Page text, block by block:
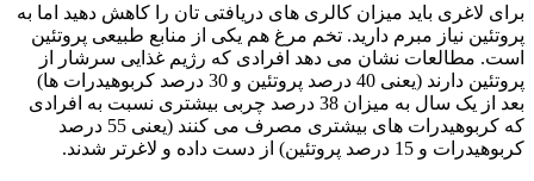
برای لاغری باید میزان کالری‌ های دریافتی ‌تان را کاهش دهید اما به
پروتئین نیاز مبرم دارید. تخم ‌مرغ هم یکی از منابع طبیعی پروتئین
است. مطالعات نشان می ‌دهد افرادی که رژیم غذایی سرشار از
پروتئین دارند (یعنی 40 درصد پروتئین و 30 درصد کربوهیدرات‌ ها)
بعد از یک سال به میزان 38 درصد چربی بیشتری نسبت به افرادی
که کربوهیدرات ‌های بیشتری مصرف می ‌کنند (یعنی 55 درصد
کربوهیدرات و 15 درصد پروتئین) از دست داده و لاغرتر شدند.